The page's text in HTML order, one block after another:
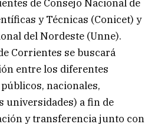
de Consejo Nacional de
y Técnicas (Conicet) y
del Nordeste (Unne).
Corrientes se buscará
entre los diferentes
nacionales,
universidades) a fin de
y transferencia junto con